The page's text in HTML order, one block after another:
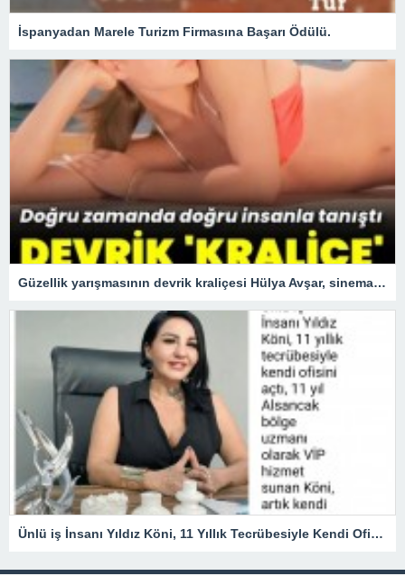
İspanyadan Marele Turizm Firmasına Başarı Ödülü.
Güzellik yarışmasının devrik kraliçesi Hülya Avşar, sinemanın kraliçesi oldu.
Ünlü iş İnsanı Yıldız Köni, 11 Yıllık Tecrübesiyle Kendi Ofisini açtı !